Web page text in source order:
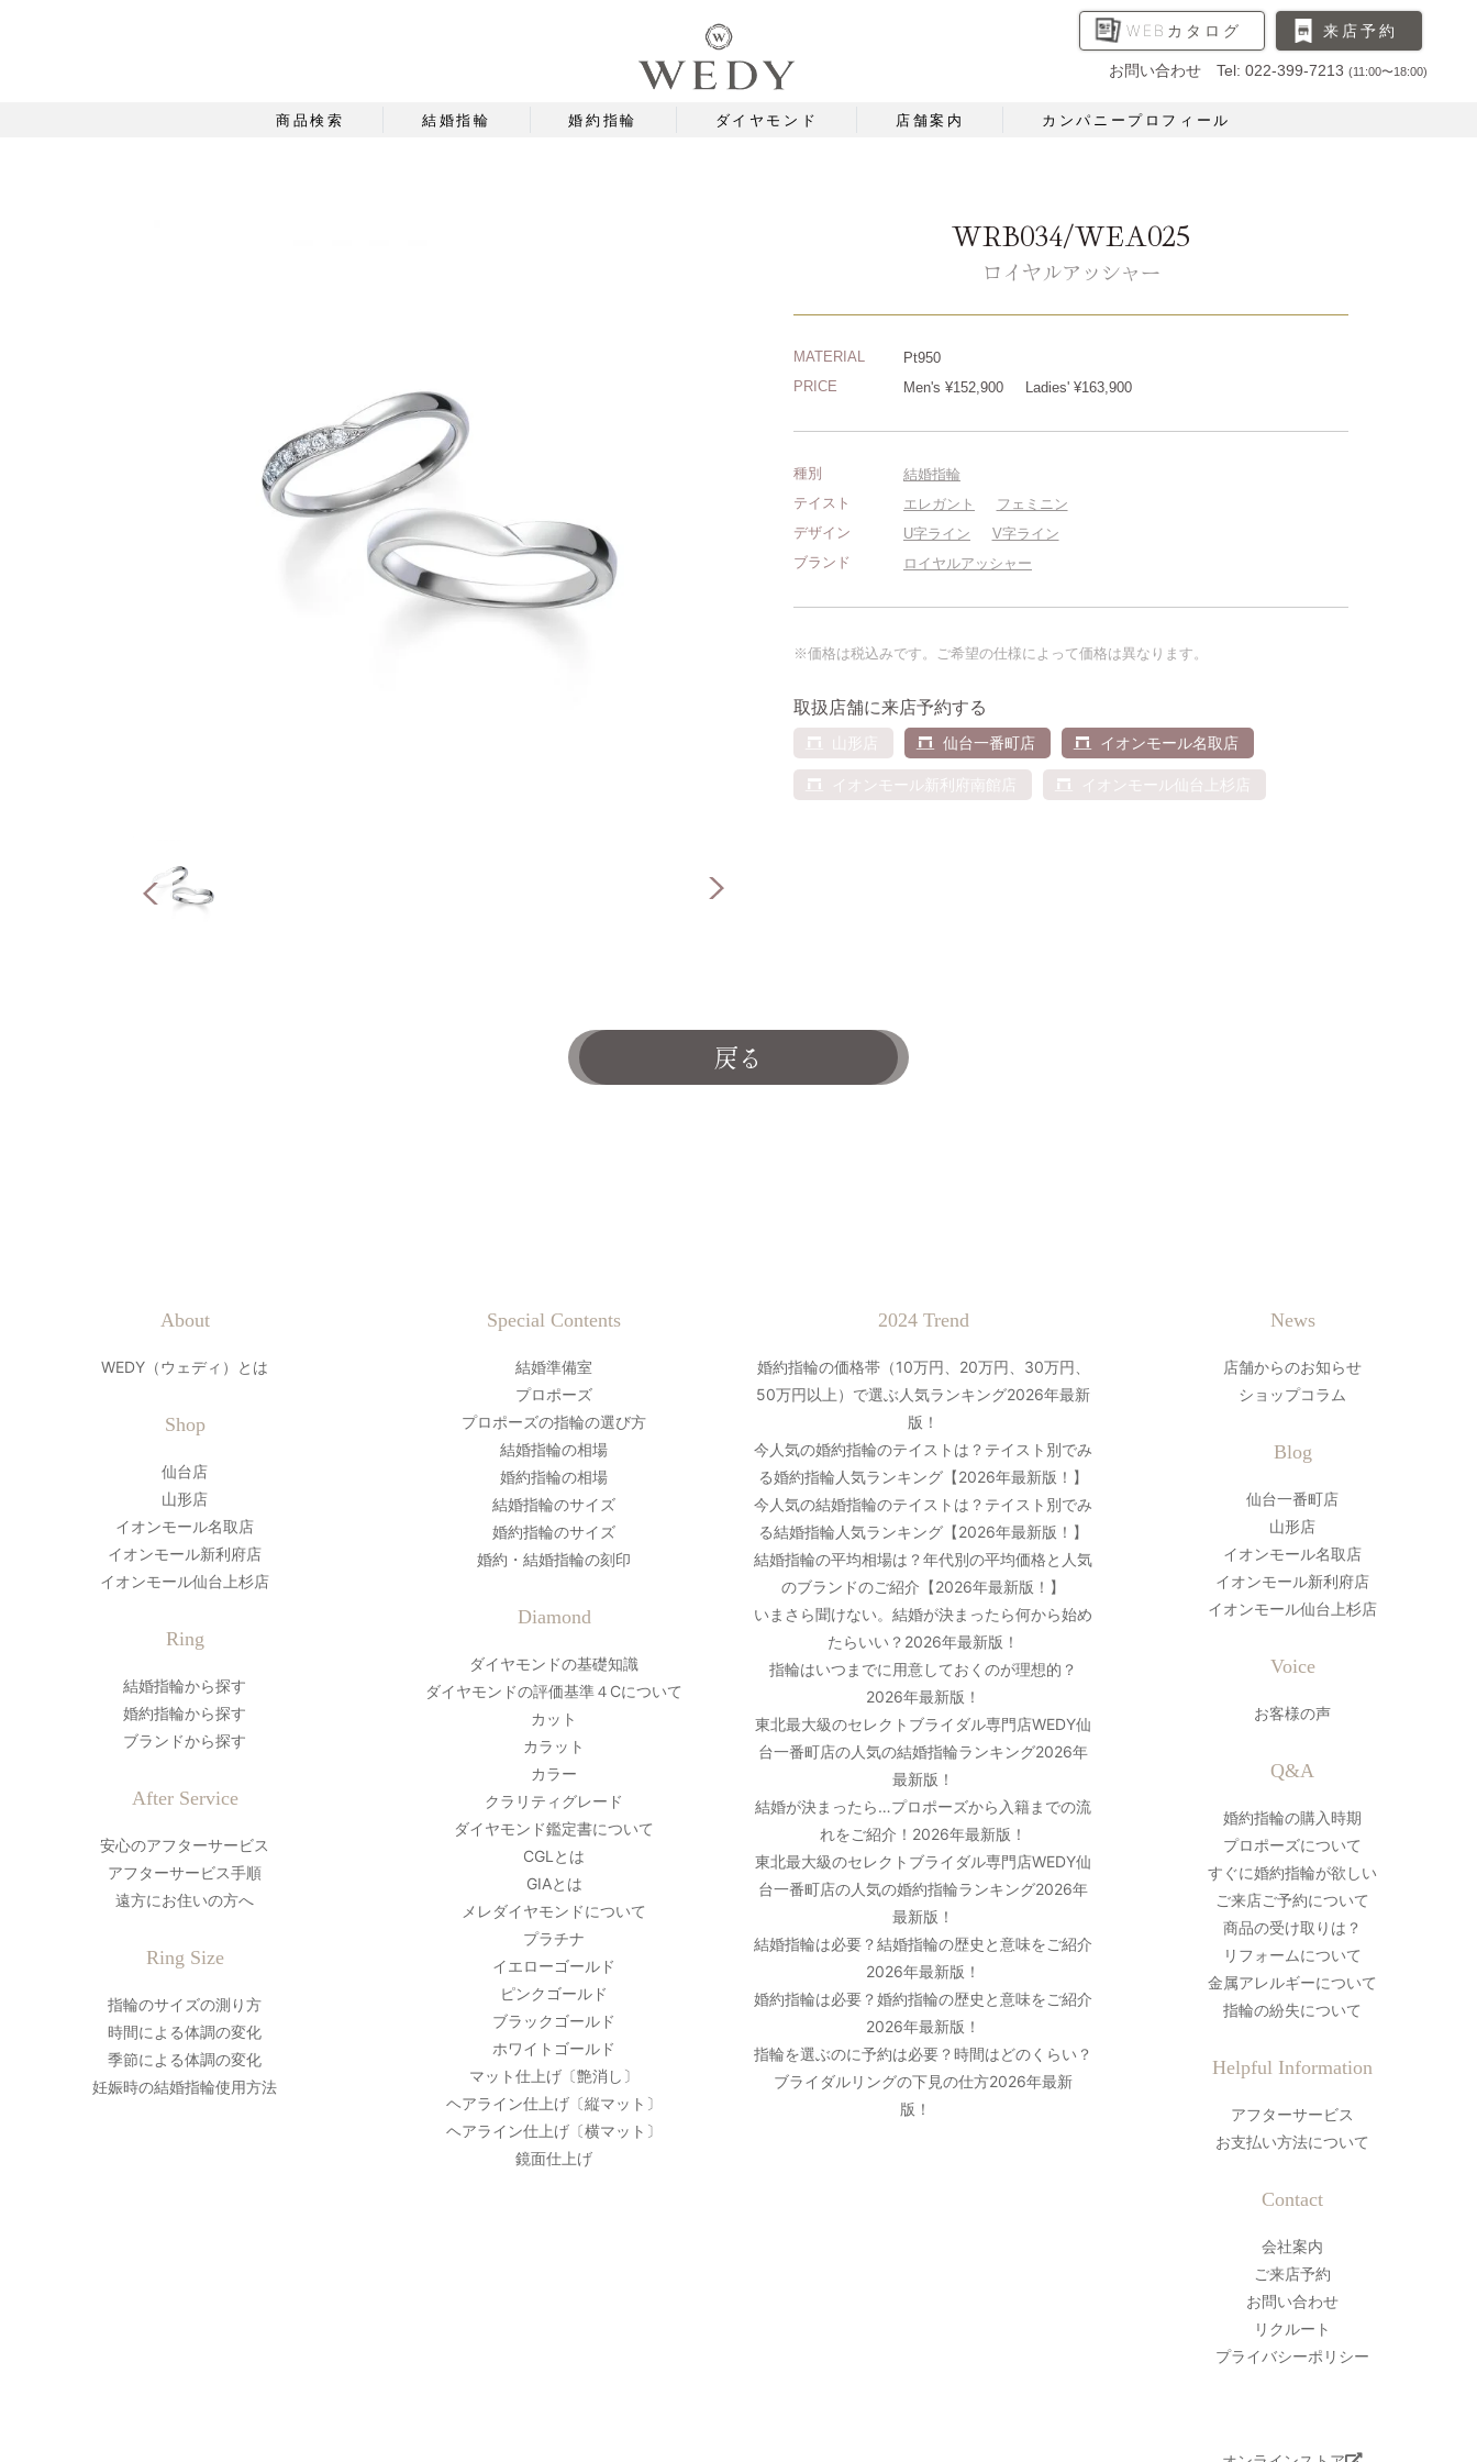
WEBカタログ 来店予約
お問い合わせ Tel: 022-399-7213 (11:00〜18:00)
商品検索 結婚指輪 婚約指輪 ダイヤモンド 店舗案内 カンパニープロフィール
WRB034/WEA025
ロイヤルアッシャー
MATERIAL
Pt950
PRICE
Men's ¥152,900 Ladies' ¥163,900
種別
結婚指輪
テイスト
エレガント
フェミニン
デザイン
U字ライン
V字ライン
ブランド
ロイヤルアッシャー
※価格は税込みです。ご希望の仕様によって価格は異なります。
取扱店舗に来店予約する
山形店 仙台一番町店 イオンモール名取店
イオンモール新利府南館店 イオンモール仙台上杉店
戻る
About
WEDY（ウェディ）とは
Shop
仙台店
山形店
イオンモール名取店
イオンモール新利府店
イオンモール仙台上杉店
Ring
結婚指輪から探す
婚約指輪から探す
ブランドから探す
After Service
安心のアフターサービス
アフターサービス手順
遠方にお住いの方へ
Ring Size
指輪のサイズの測り方
時間による体調の変化
季節による体調の変化
妊娠時の結婚指輪使用方法
Special Contents
結婚準備室
プロポーズ
プロポーズの指輪の選び方
結婚指輪の相場
婚約指輪の相場
結婚指輪のサイズ
婚約指輪のサイズ
婚約・結婚指輪の刻印
Diamond
ダイヤモンドの基礎知識
ダイヤモンドの評価基準４Cについて
カット
カラット
カラー
クラリティグレード
ダイヤモンド鑑定書について
CGLとは
GIAとは
メレダイヤモンドについて
プラチナ
イエローゴールド
ピンクゴールド
ブラックゴールド
ホワイトゴールド
マット仕上げ〔艶消し〕
ヘアライン仕上げ〔縦マット〕
ヘアライン仕上げ〔横マット〕
鏡面仕上げ
2024 Trend
婚約指輪の価格帯（10万円、20万円、30万円、
50万円以上）で選ぶ人気ランキング2026年最新
版！
今人気の婚約指輪のテイストは？テイスト別でみ
る婚約指輪人気ランキング【2026年最新版！】
今人気の結婚指輪のテイストは？テイスト別でみ
る結婚指輪人気ランキング【2026年最新版！】
結婚指輪の平均相場は？年代別の平均価格と人気
のブランドのご紹介【2026年最新版！】
いまさら聞けない。結婚が決まったら何から始め
たらいい？2026年最新版！
指輪はいつまでに用意しておくのが理想的？
2026年最新版！
東北最大級のセレクトブライダル専門店WEDY仙
台一番町店の人気の結婚指輪ランキング2026年
最新版！
結婚が決まったら…プロポーズから入籍までの流
れをご紹介！2026年最新版！
東北最大級のセレクトブライダル専門店WEDY仙
台一番町店の人気の婚約指輪ランキング2026年
最新版！
結婚指輪は必要？結婚指輪の歴史と意味をご紹介
2026年最新版！
婚約指輪は必要？婚約指輪の歴史と意味をご紹介
2026年最新版！
指輪を選ぶのに予約は必要？時間はどのくらい？
ブライダルリングの下見の仕方2026年最新
版！
News
店舗からのお知らせ
ショップコラム
Blog
仙台一番町店
山形店
イオンモール名取店
イオンモール新利府店
イオンモール仙台上杉店
Voice
お客様の声
Q&A
婚約指輪の購入時期
プロポーズについて
すぐに婚約指輪が欲しい
ご来店ご予約について
商品の受け取りは？
リフォームについて
金属アレルギーについて
指輪の紛失について
Helpful Information
アフターサービス
お支払い方法について
Contact
会社案内
ご来店予約
お問い合わせ
リクルート
プライバシーポリシー